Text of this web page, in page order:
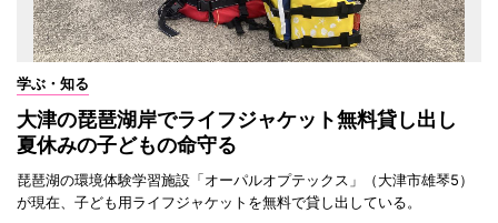
学ぶ・知る
大津の琵琶湖岸でライフジャケット無料貸し出し
夏休みの子どもの命守る
琵琶湖の環境体験学習施設「オーパルオプテックス」（大津市雄琴5）
が現在、子ども用ライフジャケットを無料で貸し出している。